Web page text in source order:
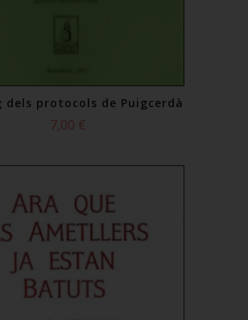
dels protocols de Puigcerdà
7,00 €